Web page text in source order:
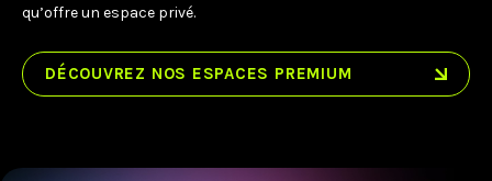
qu’offre un espace privé.
DÉCOUVREZ NOS ESPACES PREMIUM